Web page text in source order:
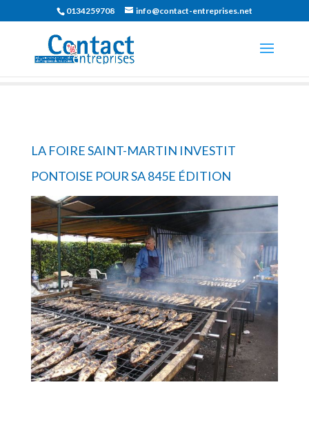
0134259708 info@contact-entreprises.net
LA FOIRE SAINT-MARTIN INVESTIT
PONTOISE POUR SA 845E ÉDITION